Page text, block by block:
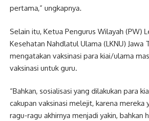
pertama,” ungkapnya.
Selain itu, Ketua Pengurus Wilayah (PW)
Kesehatan Nahdlatul Ulama (LKNU) Jawa
mengatakan vaksinasi para kiai/ulama
vaksinasi untuk guru.
“Bahkan, sosialisasi yang dilakukan para
cakupan vaksinasi melejit, karena mereka
ragu-ragu akhirnya menjadi yakin, bahkan